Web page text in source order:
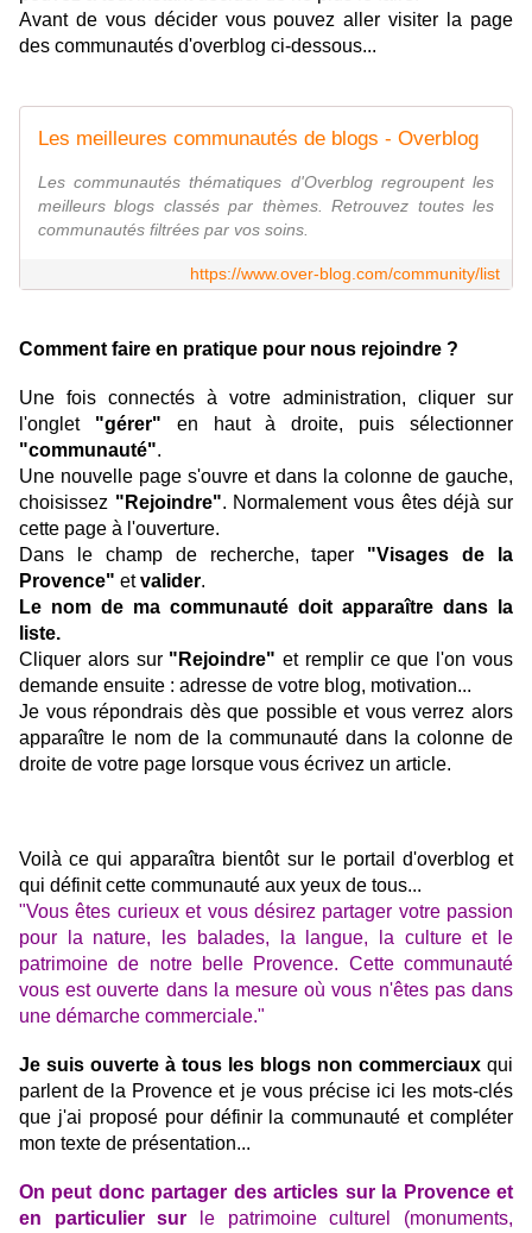
Avant de vous décider vous pouvez aller visiter la page
des communautés d'overblog ci-dessous...
Les meilleures communautés de blogs - Overblog
Les communautés thématiques d'Overblog regroupent les
meilleurs blogs classés par thèmes. Retrouvez toutes les
communautés filtrées par vos soins.
https://www.over-blog.com/community/list
Comment faire en pratique pour nous rejoindre ?
Une fois connectés à votre administration, cliquer sur
l'onglet "gérer" en haut à droite, puis sélectionner
"communauté".
Une nouvelle page s'ouvre et dans la colonne de gauche,
choisissez "Rejoindre". Normalement vous êtes déjà sur
cette page à l'ouverture.
Dans le champ de recherche, taper "Visages de la
Provence" etvalider.
Le nom de ma communauté doit apparaître dans la
liste.
Cliquer alors sur "Rejoindre" et remplir ce que l'on vous
demande ensuite : adresse de votre blog, motivation...
Je vous répondrais dès que possible et vous verrez alors
apparaître le nom de la communauté dans la colonne de
droite de votre page lorsque vous écrivez un article.
Voilà ce qui apparaîtra bientôt sur le portail d'overblog et
qui définit cette communauté aux yeux de tous...
"Vous êtes curieux et vous désirez partager votre passion
pour la nature, les balades, la langue, la culture et le
patrimoine de notre belle Provence. Cette communauté
vous est ouverte dans la mesure où vous n'êtes pas dans
une démarche commerciale."
Je suis ouverte à tous les blogs non commerciaux qui
parlent de la Provence et je vous précise ici les mots-clés
que j'ai proposé pour définir la communauté et compléter
mon texte de présentation...
On peut donc partager des articles sur la Provence et
en particulier sur
le patrimoine culturel (monuments,